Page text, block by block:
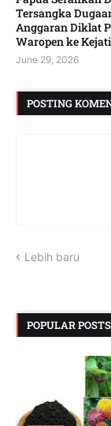
Tersangka
Anggaran Diklat
Waropen ke
June 29, 2026
POSTING
Lebih baru
POPULAR POSTS